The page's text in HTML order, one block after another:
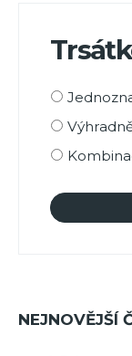
Možnosti
NEJNOVĚJŠÍ